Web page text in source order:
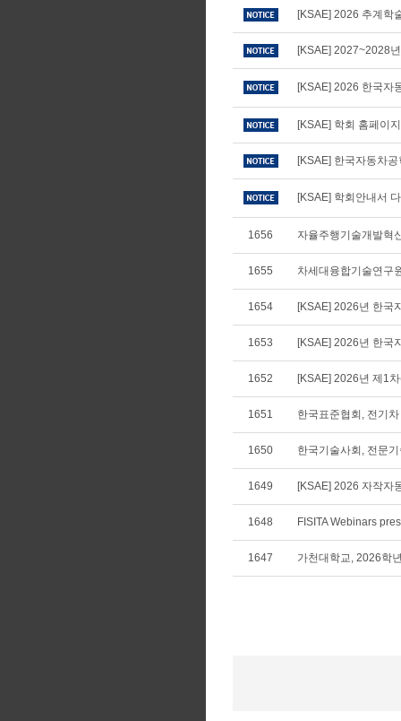
[KSAE] 2026 추계학
[KSAE] 2027~2028
[KSAE] 2026 한국자
[KSAE] 학회 홈페이
[KSAE] 한국자동차
[KSAE] 학회안내서
1656 자율주행기술개발혁
1655 차세대융합기술연구
1654 [KSAE] 2026년 한국
1653 [KSAE] 2026년 한국
1652 [KSAE] 2026년 제1
1651 한국표준협회, 전기
1650 한국기술사회, 전문
1649 [KSAE] 2026 자작자
1648
1647 가천대학교, 2026학